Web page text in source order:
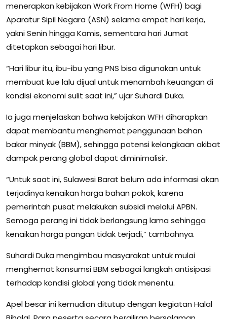
menerapkan kebijakan Work From Home (WFH) bagi
Aparatur Sipil Negara (ASN) selama empat hari kerja,
yakni Senin hingga Kamis, sementara hari Jumat
ditetapkan sebagai hari libur.
“Hari libur itu, ibu-ibu yang PNS bisa digunakan untuk
membuat kue lalu dijual untuk menambah keuangan di
kondisi ekonomi sulit saat ini,” ujar Suhardi Duka.
Ia juga menjelaskan bahwa kebijakan WFH diharapkan
dapat membantu menghemat penggunaan bahan
bakar minyak (BBM), sehingga potensi kelangkaan akibat
dampak perang global dapat diminimalisir.
“Untuk saat ini, Sulawesi Barat belum ada informasi akan
terjadinya kenaikan harga bahan pokok, karena
pemerintah pusat melakukan subsidi melalui APBN.
Semoga perang ini tidak berlangsung lama sehingga
kenaikan harga pangan tidak terjadi,” tambahnya.
Suhardi Duka mengimbau masyarakat untuk mulai
menghemat konsumsi BBM sebagai langkah antisipasi
terhadap kondisi global yang tidak menentu.
Apel besar ini kemudian ditutup dengan kegiatan Halal